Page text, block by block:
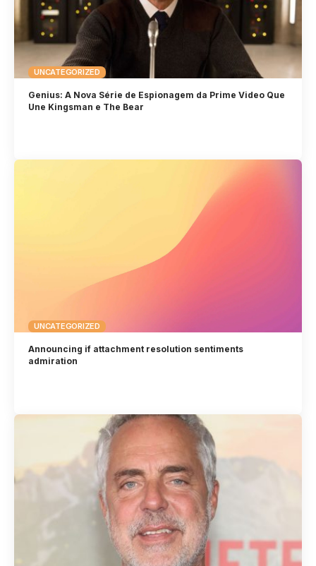
UNCATEGORIZED
Genius: A Nova Série de Espionagem da Prime Video Que
Une Kingsman e The Bear
UNCATEGORIZED
Announcing if attachment resolution sentiments
admiration